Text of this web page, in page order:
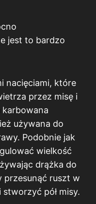
jest to bardzo
nacięciami, które
przez misę i
karbowana
używana do
Podobnie jak
wielkość
drążka do
przesunąć ruszt w
pół misy.